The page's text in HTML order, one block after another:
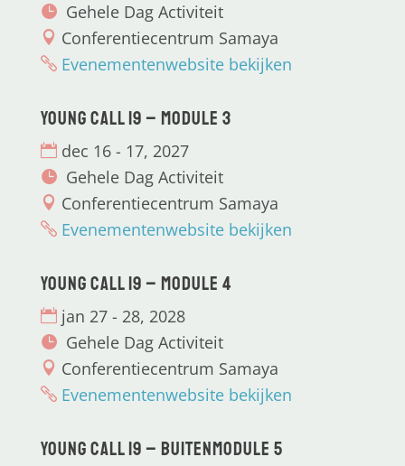
Gehele Dag Activiteit
Conferentiecentrum Samaya
Evenementenwebsite bekijken
Young CALL 19 – Module 3
dec 16 - 17, 2027
Gehele Dag Activiteit
Conferentiecentrum Samaya
Evenementenwebsite bekijken
Young CALL 19 – Module 4
jan 27 - 28, 2028
Gehele Dag Activiteit
Conferentiecentrum Samaya
Evenementenwebsite bekijken
Young CALL 19 – Buitenmodule 5